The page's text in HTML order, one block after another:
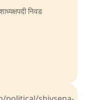
निवड